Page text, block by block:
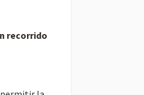
recorrido